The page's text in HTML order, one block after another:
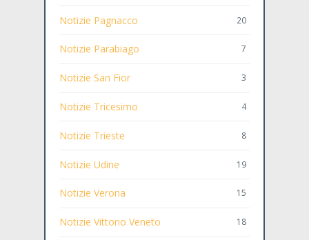
Notizie Pagnacco 20
Notizie Parabiago 7
Notizie San Fior 3
Notizie Tricesimo 4
Notizie Trieste 8
Notizie Udine 19
Notizie Verona 15
Notizie Vittorio Veneto 18